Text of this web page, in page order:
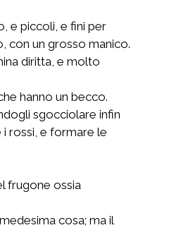
e piccoli, e fini per
con un grosso manico.
diritta, e molto
hanno un becco.
sgocciolare infin
i rossi, e formare le
frugone ossia
cosa; ma il